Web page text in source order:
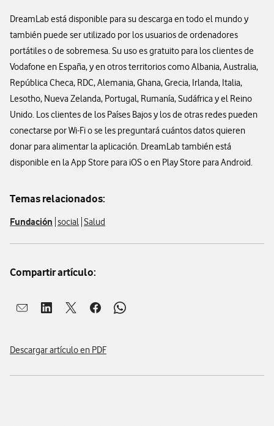
DreamLab está disponible para su descarga en todo el mundo y
también puede ser utilizado por los usuarios de ordenadores
portátiles o de sobremesa. Su uso es gratuito para los clientes de
Vodafone en España, y en otros territorios como Albania, Australia,
República Checa, RDC, Alemania, Ghana, Grecia, Irlanda, Italia,
Lesotho, Nueva Zelanda, Portugal, Rumanía, Sudáfrica y el Reino
Unido. Los clientes de los Países Bajos y los de otras redes pueden
conectarse por Wi-Fi o se les preguntará cuántos datos quieren
donar para alimentar la aplicación. DreamLab también está
disponible en la App Store para iOS o en Play Store para Android.
Temas relacionados:
Fundación social Salud
Compartir artículo:
Abrir ventana para compartir en mail
Abrir ventana para compartir en linkedin
Abrir ventana para compartir en twitter
Abrir ventana para compartir en facebook
Abrir ventana para compartir en
Descargar artículo en PDF